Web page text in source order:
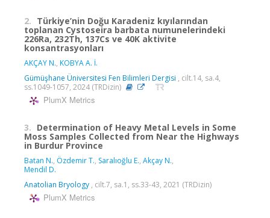
2. Türkiye’nin Doğu Karadeniz kıyılarından
toplanan Cystoseira barbata numunelerindeki
226Ra, 232Th, 137Cs ve 40K aktivite
konsantrasyonları
AKÇAY N., KOBYA A. İ.
Gümüşhane Üniversitesi Fen Bilimleri Dergisi , cilt.14, sa.4,
ss.1049-1057, 2024 (TRDizin)
PlumX Metrics
3. Determination of Heavy Metal Levels in Some
Moss Samples Collected from Near the Highways
in Burdur Province
Batan N., Özdemir T., Saralıoğlu E., Akçay N.,
Mendil D.
Anatolian Bryology , cilt.7, sa.1, ss.33-43, 2021 (TRDizin)
PlumX Metrics